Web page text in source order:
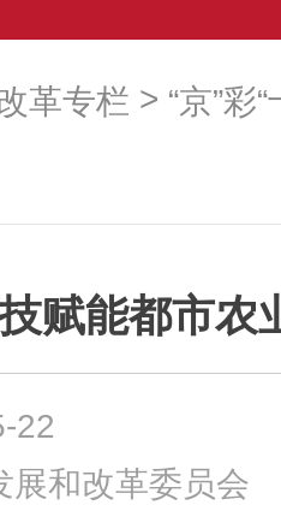
革专栏 > “京”彩
赋能都市农
22
展和改革委员会